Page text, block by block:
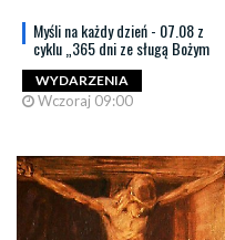
Myśli na każdy dzień - 07.08 z
cyklu „365 dni ze sługą Bożym
WYDARZENIA
Wczoraj 09:00